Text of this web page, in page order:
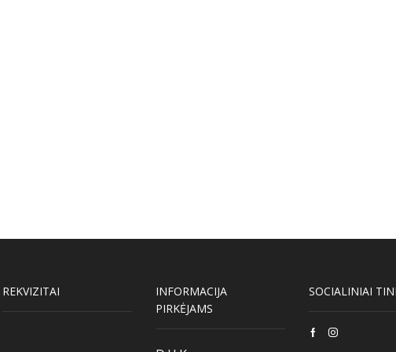
REKVIZITAI
INFORMACIJA
PIRKĖJAMS
SOCIALINIAI
FacebookInstagram